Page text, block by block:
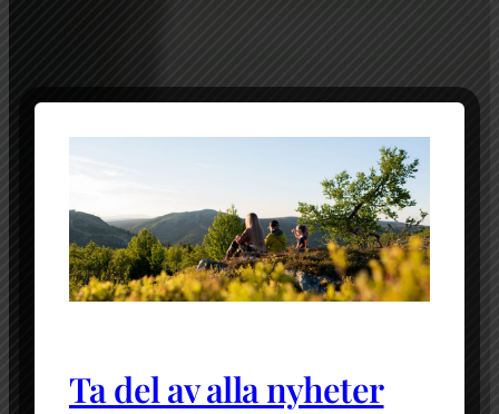
FRIHETEN BÖRJAR HÄR!
Ta del av alla nyheter